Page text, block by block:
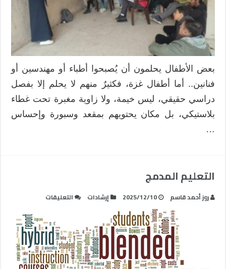
والخيمة،
تعليم
نُريد؟
في
غزة)
مغلقة
بعض الأطفال يحلمون أن يُصبحوا أطباء أو مهندسين أو
فنانين.. أما أطفال غزة، فكثيرٌ منهم لا يحلم إلا بفصل
دراسي حقيقي، ليس خيمة، ولا زاوية مغبرة تحت غطاء
بلاستيكي، بل مكان يحتويهم بمقعد وسبورة وإحساس
…
التعليم المدمج
روز أحمد قاسم 2025/12/10 إرشادات التعليقات
المدمج
مغلقة